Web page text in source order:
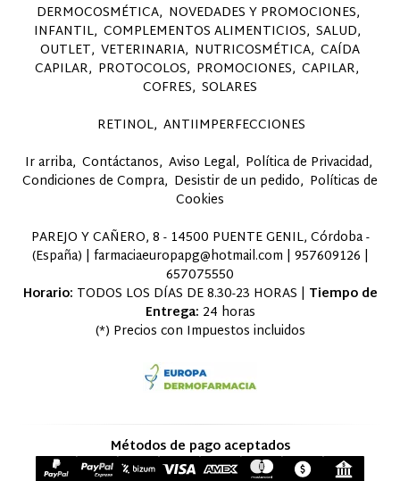
DERMOCOSMÉTICA NOVEDADES Y PROMOCIONES
INFANTIL COMPLEMENTOS ALIMENTICIOS SALUD
OUTLET VETERINARIA NUTRICOSMÉTICA CAÍDA
CAPILAR PROTOCOLOS PROMOCIONES CAPILAR
COFRES SOLARES
RETINOL ANTIIMPERFECCIONES
Ir arriba Contáctanos Aviso Legal Política de Privacidad
Condiciones de Compra Desistir de un pedido Políticas de
Cookies
PAREJO Y CAÑERO, 8 - 14500 PUENTE GENIL, Córdoba -
(España) | farmaciaeuropapg@hotmail.com | 957609126 |
657075550
Horario: TODOS LOS DÍAS DE 8.30-23 HORAS | Tiempo de
Entrega: 24 horas
(*) Precios con Impuestos incluidos
Métodos de pago aceptados